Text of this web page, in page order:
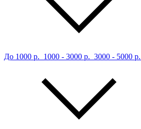
До 1000 р. 1000 - 3000 р. 3000 - 5000 р.